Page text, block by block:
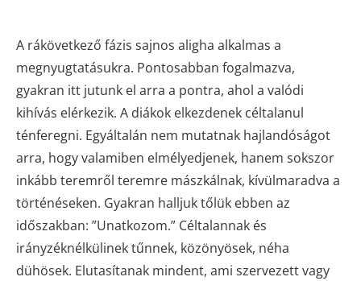
A rákövetkező fázis sajnos aligha alkalmas a
megnyugtatásukra. Pontosabban fogalmazva,
gyakran itt jutunk el arra a pontra, ahol a valódi
kihívás elérkezik. A diákok elkezdenek céltalanul
ténferegni. Egyáltalán nem mutatnak hajlandóságot
arra, hogy valamiben elmélyedjenek, hanem sokszor
inkább teremről teremre mászkálnak, kívülmaradva a
történéseken. Gyakran halljuk tőlük ebben az
időszakban: ”Unatkozom.” Céltalannak és
irányzéknélkülinek tűnnek, közönyösek, néha
dühösek. Elutasítanak mindent, ami szervezett vagy